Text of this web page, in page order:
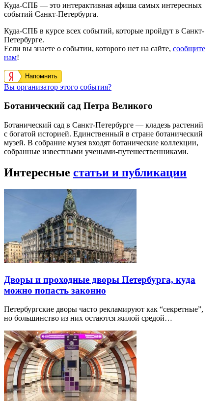
Куда-СПБ — это интерактивная афиша самых интересных
событий Санкт-Петербурга.
Куда-СПБ в курсе всех событий, которые пройдут в Санкт-
Петербурге.
Если вы знаете о событии, которого нет на сайте, сообщите
нам!
Напомнить
Вы организатор этого события?
Ботанический сад Петра Великого
Ботанический сад в Санкт-Петербурге — кладезь растений
с богатой историей. Единственный в стране ботанический
музей. В собрание музея входят ботанические коллекции,
собранные известными учеными-путешественниками.
Интересные статьи и публикации
Дворы и проходные дворы Петербурга, куда
можно попасть законно
Петербургские дворы часто рекламируют как “секретные”,
но большинство из них остаются жилой средой…